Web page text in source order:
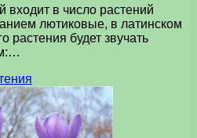
входит в число растений
лютиковые, в латинском
растения будет звучать